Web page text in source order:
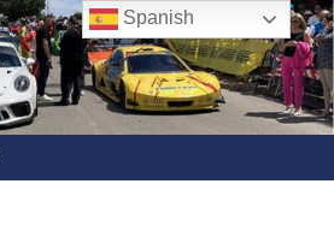
Spanish